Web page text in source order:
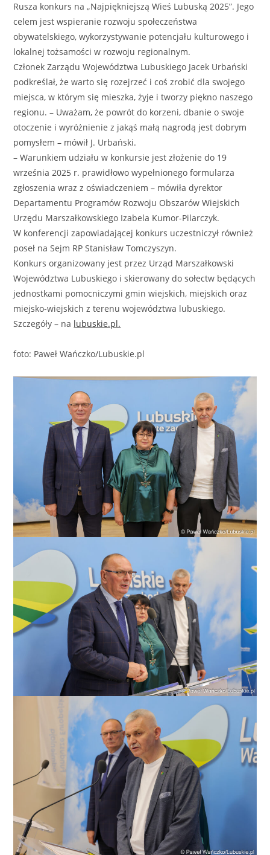
Rusza konkurs na „Najpiękniejszą Wieś Lubuską 2025”. Jego
celem jest wspieranie rozwoju społeczeństwa
obywatelskiego, wykorzystywanie potencjału kulturowego i
lokalnej tożsamości w rozwoju regionalnym.
Członek Zarządu Województwa Lubuskiego Jacek Urbański
podkreślał, że warto się rozejrzeć i coś zrobić dla swojego
miejsca, w którym się mieszka, żyje i tworzy piękno naszego
regionu. – Uważam, że powrót do korzeni, dbanie o swoje
otoczenie i wyróżnienie z jakąś małą nagrodą jest dobrym
pomysłem – mówił J. Urbański.
– Warunkiem udziału w konkursie jest złożenie do 19
września 2025 r. prawidłowo wypełnionego formularza
zgłoszenia wraz z oświadczeniem – mówiła dyrektor
Departamentu Programów Rozwoju Obszarów Wiejskich
Urzędu Marszałkowskiego Izabela Kumor-Pilarczyk.
W konferencji zapowiadającej konkurs uczestniczył również
poseł na Sejm RP Stanisław Tomczyszyn.
Konkurs organizowany jest przez Urząd Marszałkowski
Województwa Lubuskiego i skierowany do sołectw będących
jednostkami pomocniczymi gmin wiejskich, miejskich oraz
miejsko-wiejskich z terenu województwa lubuskiego.
Szczegóły – na lubuskie.pl.
foto: Paweł Wańczko/Lubuskie.pl